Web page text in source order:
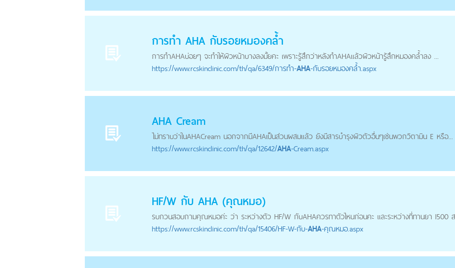
การทำ AHAกับรอยหมองคล้ำ
การทำAHAบ่อยๆ จะทำให้ผิวหน้าบางลงมั้ยคะ เพราะรู้สึกว่าหลังทำAHAแล้วผิวหน้ารู้สึกหมองคล้ำลง ...
https://www.rcskinclinic.com/th/qa/6349/การทำ-AHA-กับรอยหมองคล้ำ.aspx
AHACream
ไม่ทราบว่าในAHACream นอกจากมีAHAเป็นส่วนผสมแล้ว ยังมีสารบำรุงผิวตัวอื่นๆเช่นพวกวิตามิน E หรือ...
https://www.rcskinclinic.com/th/qa/12642/AHA-Cream.aspx
HF/W กับ AHA(คุณหมอ)
รบกวนสอบถามคุณหมอค่ะ ว่า ระหว่างตัว HF/W กับAHAควรทาตัวไหนก่อนคะ และระหว่างที่ทานยา I500
https://www.rcskinclinic.com/th/qa/15406/HF-W-กับ-AHA-คุณหมอ.aspx